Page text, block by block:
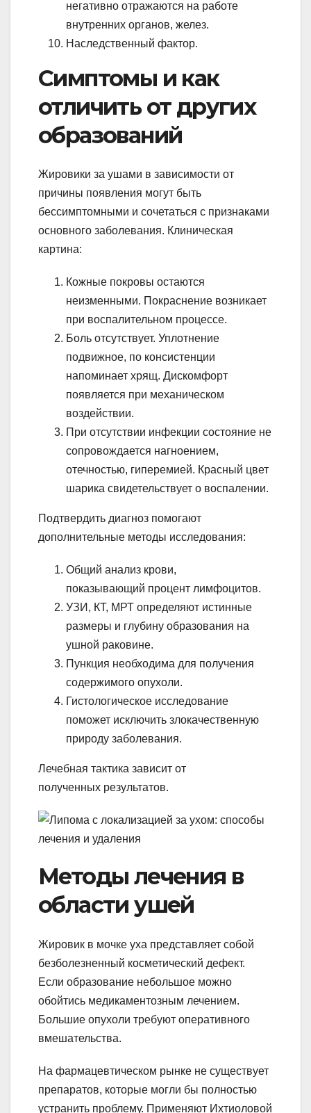
негативно отражаются на работе
внутренних органов, желез.
Наследственный фактор.
Симптомы и как
отличить от других
образований
Жировики за ушами в зависимости от
причины появления могут быть
бессимптомными и сочетаться с признаками
основного заболевания. Клиническая
картина:
Кожные покровы остаются
неизменными. Покраснение возникает
при воспалительном процессе.
Боль отсутствует. Уплотнение
подвижное, по консистенции
напоминает хрящ. Дискомфорт
появляется при механическом
воздействии.
При отсутствии инфекции состояние не
сопровождается нагноением,
отечностью, гиперемией. Красный цвет
шарика свидетельствует о воспалении.
Подтвердить диагноз помогают
дополнительные методы исследования:
Общий анализ крови,
показывающий процент лимфоцитов.
УЗИ, КТ, МРТ определяют истинные
размеры и глубину образования на
ушной раковине.
Пункция необходима для получения
содержимого опухоли.
Гистологическое исследование
поможет исключить злокачественную
природу заболевания.
Лечебная тактика зависит от
полученных результатов.
Методы лечения в
области ушей
Жировик в мочке уха представляет собой
безболезненный косметический дефект.
Если образование небольшое можно
обойтись медикаментозным лечением.
Большие опухоли требуют оперативного
вмешательства.
На фармацевтическом рынке не существует
препаратов, которые могли бы полностью
устранить проблему. Применяют Ихтиоловой